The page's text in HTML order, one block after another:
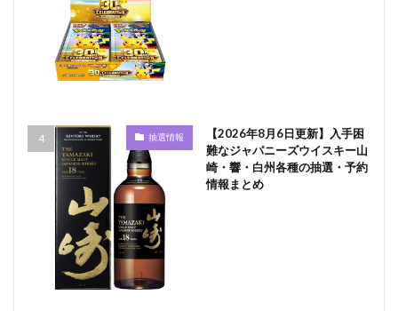
抽選情報
【2026年8月6日更新】入手困
難なジャパニーズウイスキー山
崎・響・白州各種の抽選・予約
情報まとめ